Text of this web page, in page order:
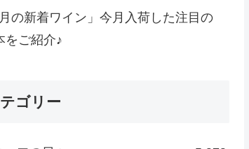
月の新着ワイン」今月入荷した注目の
をご紹介♪
ゴリー